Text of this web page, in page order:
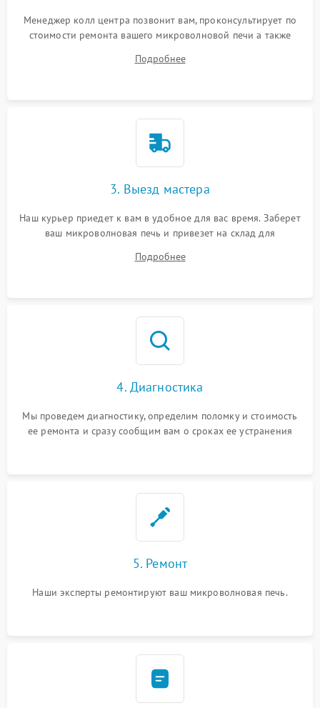
Менеджер колл центра позвонит вам, проконсультирует по
стоимости ремонта вашего микроволновой печи а также
Подробнее
3. Выезд мастера
Наш курьер приедет к вам в удобное для вас время. Заберет
ваш микроволновая печь и привезет на склад для
Подробнее
4. Диагностика
Мы проведем диагностику, определим поломку и стоимость
ее ремонта и сразу сообщим вам о сроках ее устранения
5. Ремонт
Наши эксперты ремонтируют ваш микроволновая печь.